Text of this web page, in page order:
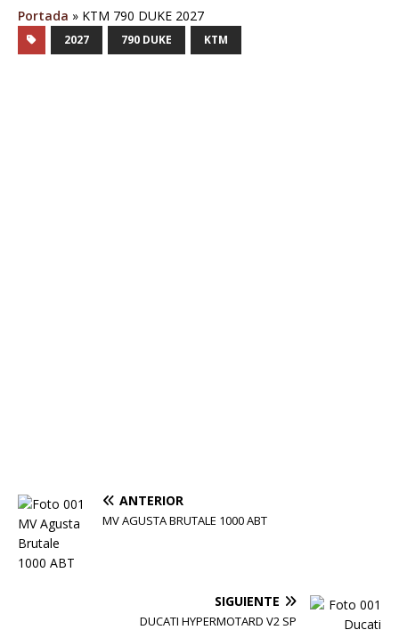
Portada » KTM 790 DUKE 2027
2027 790 DUKE KTM
ANTERIOR
MV AGUSTA BRUTALE 1000 ABT
SIGUIENTE
DUCATI HYPERMOTARD V2 SP